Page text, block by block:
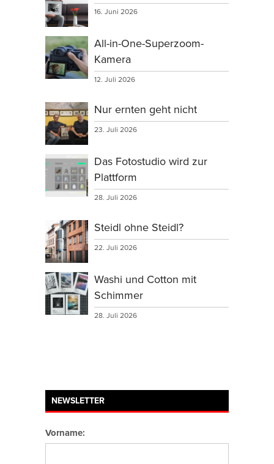
16. Juni 2026
All-in-One-Superzoom-
Kamera
12. Juli 2026
Nur ernten geht nicht
23. Juli 2026
Das Fotostudio wird zur
Plattform
28. Juli 2026
Steidl ohne Steidl?
22. Juli 2026
Washi und Cotton mit
Schimmer
28. Juli 2026
NEWSLETTER
Vorname: